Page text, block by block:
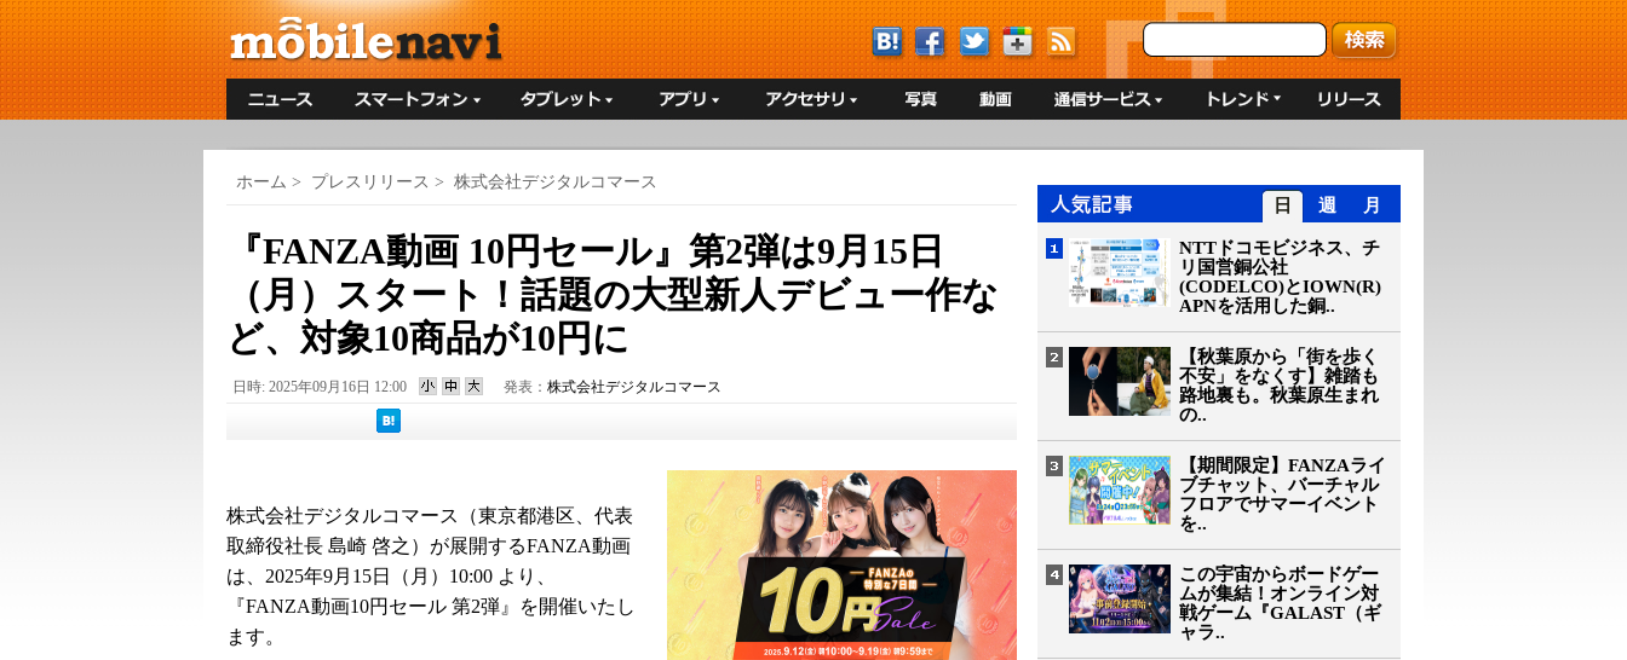
ホーム > プレスリリース > 株式会社デジタルコマース
『FANZA動画 10円セール』第2弾は9月15日
（月）スタート！話題の大型新人デビュー作な
ど、対象10商品が10円に
日時: 2025年09月16日 12:00 発表： 株式会社デジタルコマース
株式会社デジタルコマース（東京都港区、代表
取締役社長 島崎 啓之）が展開するFANZA動画
は、2025年9月15日（月）10:00 より、
『FANZA動画10円セール 第2弾』を開催いたし
ます。
日 週 月
NTTドコモビジネス、チ
リ国営銅公社
(CODELCO)とIOWN(R)
APNを活用した銅..
【秋葉原から「街を歩く
不安」をなくす】雑踏も
路地裏も。秋葉原生まれ
の..
【期間限定】FANZAライ
ブチャット、バーチャル
フロアでサマーイベント
を..
この宇宙からボードゲー
ムが集結！オンライン対
戦ゲーム『GALAST（ギ
ャラ..